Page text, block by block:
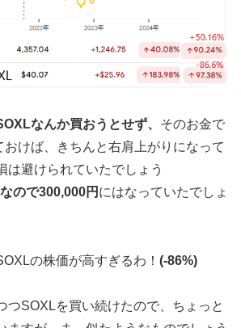
なんか買おうとせず、 そのお金で
けば、きちんと右肩上がりになって
は避けられていたでしょう
ので300,000円 にはなっていたでしょ
の株価が高すぎるわ！ (-86%)
つSOXLを買い続けたので、ちょっと